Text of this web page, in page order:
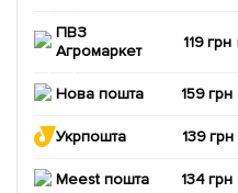
ПВЗ
Агромаркет
119 грн
Нова пошта 159 грн
Укрпошта 139 грн
Meest пошта 134 грн